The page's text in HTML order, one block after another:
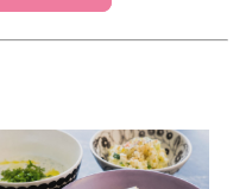
とっても、育てるのが面
くあるお味で、みずみず
て、そうですよね、自分を